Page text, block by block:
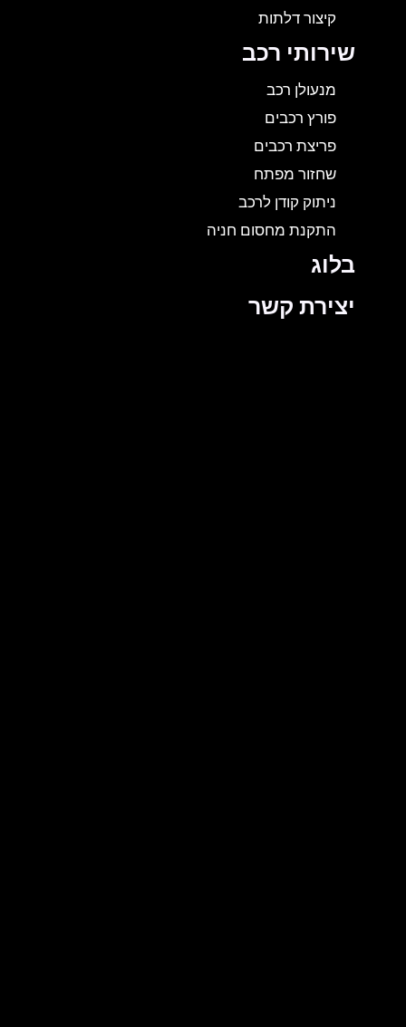
קיצור דלתות
שירותי רכב
מנעולן רכב
פורץ רכבים
פריצת רכבים
שחזור מפתח
ניתוק קודן לרכב
התקנת מחסום חניה
בלוג
יצירת קשר